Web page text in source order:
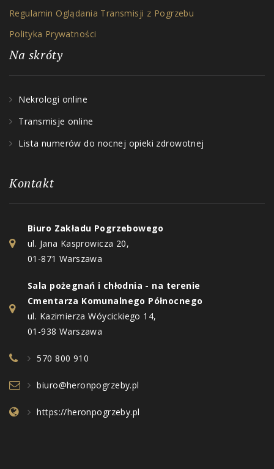
Regulamin Oglądania Transmisji z Pogrzebu
Polityka Prywatności
Na skróty
Nekrologi online
Transmisje online
Lista numerów do nocnej opieki zdrowotnej
Kontakt
Biuro Zakładu Pogrzebowego
ul. Jana Kasprowicza 20,
01-871 Warszawa
Sala pożegnań i chłodnia - na terenie
Cmentarza Komunalnego Północnego
ul. Kazimierza Wóycickiego 14,
01-938 Warszawa
570 800 910
biuro@heronpogrzeby.pl
https://heronpogrzeby.pl